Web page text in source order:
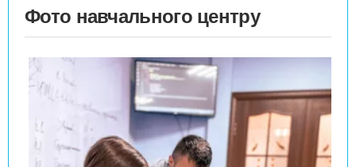
Фото навчального центру